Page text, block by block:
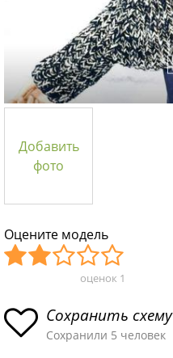
Добавить
фото
Оцените модель
асн
ая
пло
хая
ыч
ная
Хор
ая
Отл
ая
оценок 1
Сохранить схему
Сохранили 5 человек